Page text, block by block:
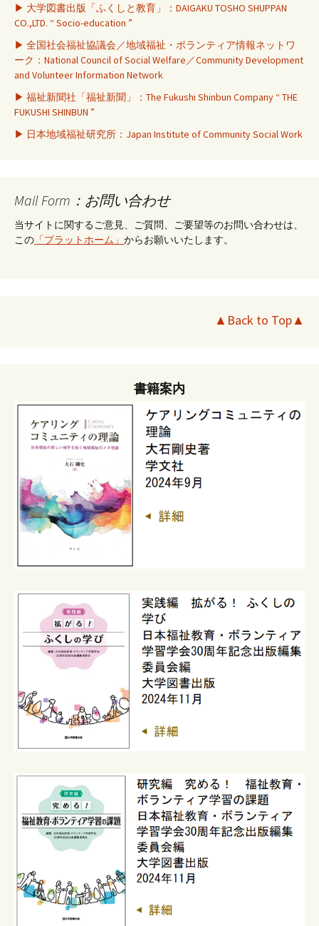
▶ 大学図書出版「ふくしと教育」：DAIGAKU TOSHO SHUPPAN
CO.,LTD. “ Socio-education ”
▶ 全国社会福祉協議会／地域福祉・ボランティア情報ネットワ
ーク：National Council of Social Welfare／Community Development
and Volunteer Information Network
▶ 福祉新聞社「福祉新聞」：The Fukushi Shinbun Company “ THE
FUKUSHI SHINBUN ”
▶ 日本地域福祉研究所：Japan Institute of Community Social Work
Mail Form：お問い合わせ
当サイトに関するご意見、ご質問、ご要望等のお問い合わせは、
この 「プラットホーム」 からお願いいたします。
▲Back to Top▲
書籍案内